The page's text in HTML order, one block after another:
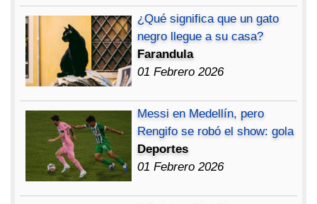
¿Qué significa que un gato
negro llegue a su casa?
Farandula
01 Febrero 2026
Messi en Medellín, pero
Rengifo se robó el show: gola
Deportes
01 Febrero 2026